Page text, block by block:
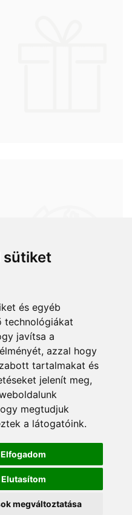
sütiket
és egyéb
technológiákat
javítsa a
azzal hogy
tartalmakat és
jelenít meg,
megtudjuk
a látogatóink.
Elfogadom
Elutasítom
megváltoztatása
methods
tájékoztató